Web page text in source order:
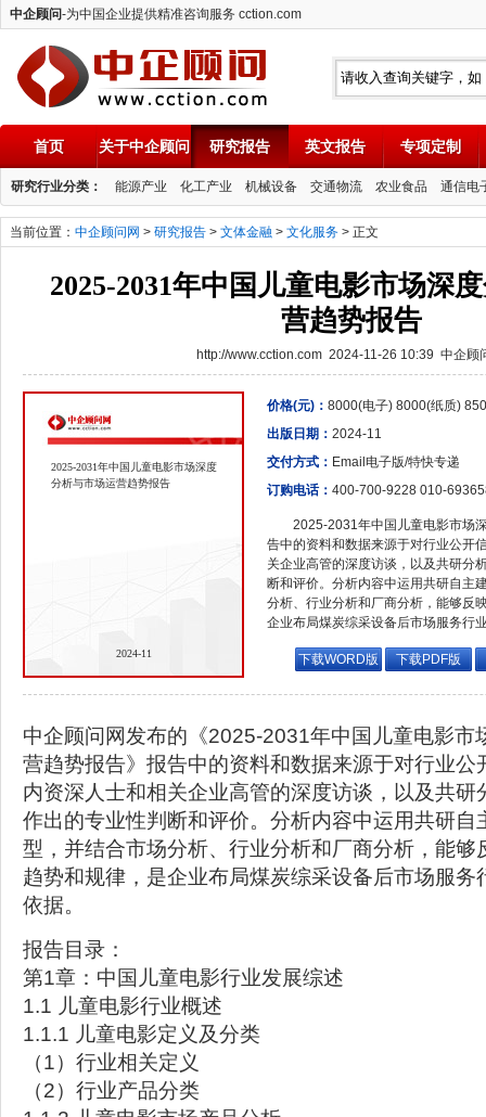
中企顾问-为中国企业提供精准咨询服务 cction.com
中企顾问
首页 关于中企顾问 研究报告 英文报告 专项定制
研究行业分类： 能源产业 化工产业 机械设备 交通物流 农业食品 通信电
当前位置： 中企顾问网 > 研究报告 > 文体金融 > 文化服务 > 正文
2025-2031年中国儿童电影市场深
营趋势报告
http://www.cction.com 2024-11-26 10:39 中企顾
2025-2031年中国儿童电影市场深度
分析与市场运营趋势报告
2024-11
价格(元)： 8000(电子) 8000(纸质)
出版日期： 2024-11
交付方式： Email电子版/特快专递
订购电话： 400-700-9228 010-
2025-2031年中国儿童电影市场
告中的资料和数据来源于对行业公开
关企业高管的深度访谈，以及共研分
断和评价。分析内容中运用共研自主
分析、行业分析和厂商分析，能够反
企业布局煤炭综采设备后市场服务行
下载WORD版 下载PDF版
中企顾问网发布的《2025-2031年中国儿童电影市
营趋势报告》报告中的资料和数据来源于对行业公
内资深人士和相关企业高管的深度访谈，以及共研
作出的专业性判断和评价。分析内容中运用共研自
型，并结合市场分析、行业分析和厂商分析，能够
趋势和规律，是企业布局煤炭综采设备后市场服务
依据。
报告目录：
第1章：中国儿童电影行业发展综述
1.1 儿童电影行业概述
1.1.1 儿童电影定义及分类
（1）行业相关定义
（2）行业产品分类